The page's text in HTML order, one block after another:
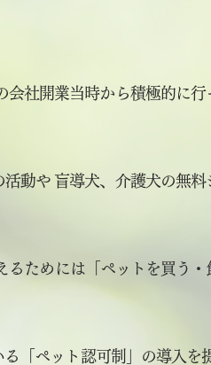
社開業当時から積極的に
動や 盲導犬、介護犬の無
ためには「ペットを買う
「ペット認可制」の導入を